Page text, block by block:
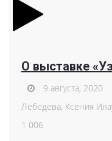
О выставке
9 августа, 2020
Лебедева, Ксения
1 006